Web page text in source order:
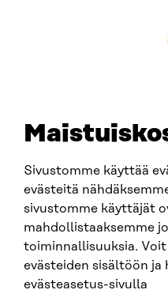
Sivustomme käyttää
evästeitä
sivustomme käyttäjät
mahdollistaaksemme
toiminnallisuuksia.
evästeiden sisältöön ja
evästeasetus-sivulla
SITRA SOSIAALISESSA
LinkedIn
Instagram
YouTube